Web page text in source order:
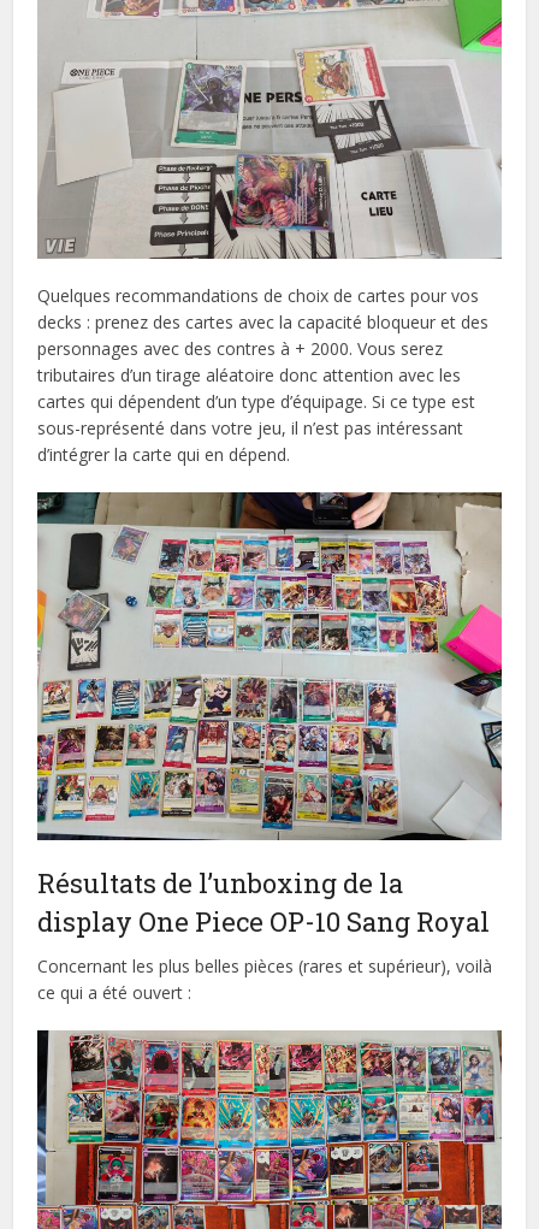
Quelques recommandations de choix de cartes pour vos
decks : prenez des cartes avec la capacité bloqueur et des
personnages avec des contres à + 2000. Vous serez
tributaires d’un tirage aléatoire donc attention avec les
cartes qui dépendent d’un type d’équipage. Si ce type est
sous-représenté dans votre jeu, il n’est pas intéressant
d’intégrer la carte qui en dépend.
Résultats de l’unboxing de la
display One Piece OP-10 Sang Royal
Concernant les plus belles pièces (rares et supérieur), voilà
ce qui a été ouvert :